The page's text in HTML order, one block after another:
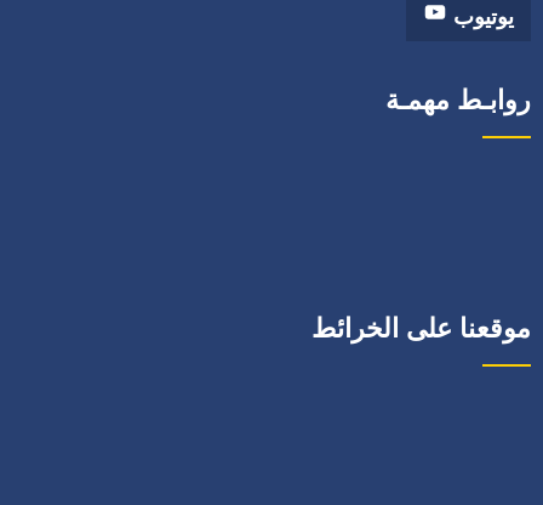
يوتيوب
روابـط مهمـة
موقعنا على الخرائط